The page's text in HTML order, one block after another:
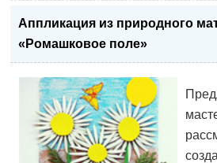
Аппликация из природного
«Ромашковое поле»